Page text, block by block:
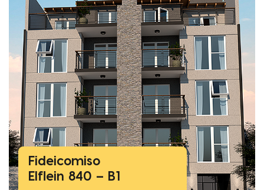
Fideicomiso
Elflein 840 – B1